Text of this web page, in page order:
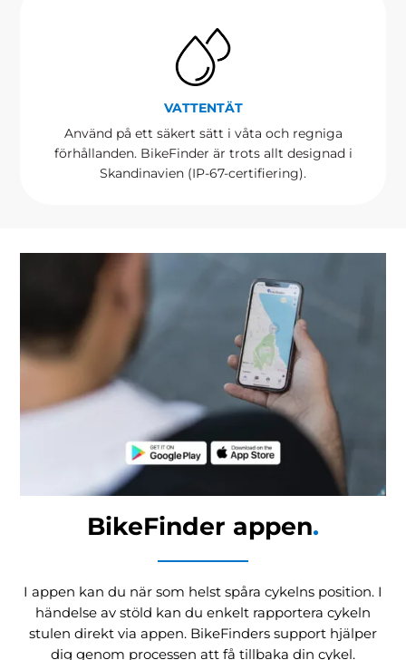
VATTENTÄT
Använd på ett säkert sätt i våta och regniga
förhållanden. BikeFinder är trots allt designad i
Skandinavien (IP-67-certifiering).
BikeFinder appen.
I appen kan du när som helst spåra cykelns position. I
händelse av stöld kan du enkelt rapportera cykeln
stulen direkt via appen. BikeFinders support hjälper
dig genom processen att få tillbaka din cykel.